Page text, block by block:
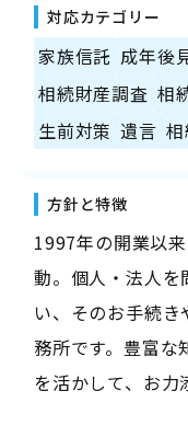
対応カテゴリー
家族信託 成年後
相続財産調査 相
生前対策 遺言
方針と特徴
1997年の開業以
動。個人・法人を
い、そのお手続
務所です。豊富な
を活かして、お力